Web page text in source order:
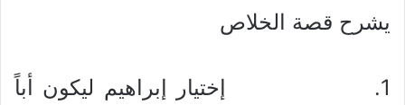
يشرح قصة الخلاص
1. إختيار إبراهيم ليكون أباً